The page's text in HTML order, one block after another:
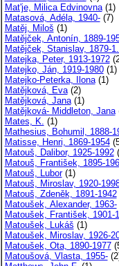
Mat'je, Milica Edvinovna(1)
Matasová, Adéla, 1940-(7)
Matěj, Miloš (1)
Matějček, Antonín, 1889-
Matějček, Stanislav, 1879-
Matejka, Peter, 1913-1972
Matejko, Ján, 1919-1980(1)
Matejko-Peterka, Ilona(1)
Matějková, Eva(2)
Matějková, Jana(1)
Matějková- Middleton, Jana
Mates, K. (1)
Mathesius, Bohumil, 1888-
Matisse, Henri, 1869-1954
Matouš, Dalibor, 1925-1992
Matouš, František, 1895-
Matouš, Lubor(1)
Matouš, Miroslav, 1920-
Matouš, Zdeněk, 1891-1942
Matoušek, Alexander, 1963-
Matoušek, František, 1901-
Matoušek, Lukáš (1)
Matoušek, Miroslav, 1926-
Matoušek, Ota, 1890-1977
Matoušová, Vlasta, 1955-